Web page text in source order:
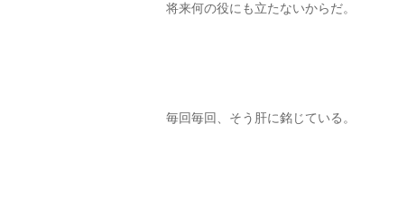
将来何の役にも立たないからだ。
毎回毎回、そう肝に銘じている。